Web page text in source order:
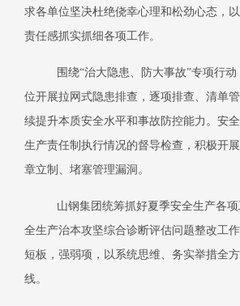
求各单位坚决杜绝侥幸心理和松劲心态，以
责任感抓实抓细各项工作。
围绕“治大隐患、防大事故”专项行
位开展拉网式隐患排查，逐项排查、清单
续提升本质安全水平和事故防控能力。安
生产责任制执行情况的督导检查，积极开
章立制、堵塞管理漏洞。
山钢集团统筹抓好夏季安全生产各
全生产治本攻坚综合诊断评估问题整改工
短板，强弱项，以系统思维、务实举措全
线。